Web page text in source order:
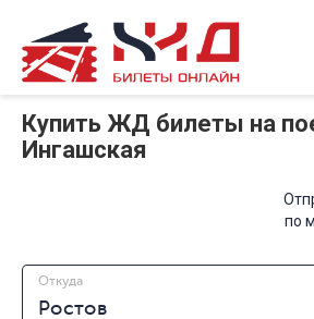
Купить ЖД билеты на
Ингашская
по
Откуда